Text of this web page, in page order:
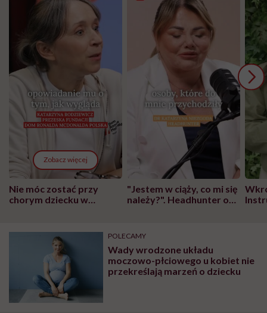
Zobacz więcej
Nie móc zostać przy
chorym dziecku w
może chyba tylko
głupota i brak
wyobraźni"
"Jestem w ciąży, co mi się
należy?". Headhunter o
pracy
POLECAMY
Wady wrodzone układu
moczowo-płciowego u kobiet nie
przekreślają marzeń o dziecku